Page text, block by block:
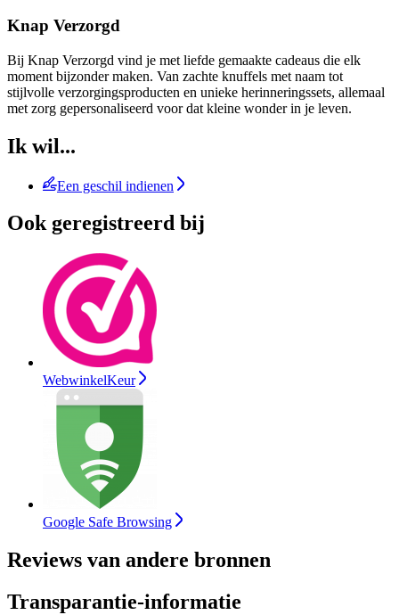
Knap Verzorgd
Bij Knap Verzorgd vind je met liefde gemaakte cadeaus die elk
moment bijzonder maken. Van zachte knuffels met naam tot
stijlvolle verzorgingsproducten en unieke herinneringssets, allemaal
met zorg gepersonaliseerd voor dat kleine wonder in je leven.
Ik wil...
Een geschil indienen
Ook geregistreerd bij
WebwinkelKeur
Google Safe Browsing
Reviews van andere bronnen
Transparantie-informatie